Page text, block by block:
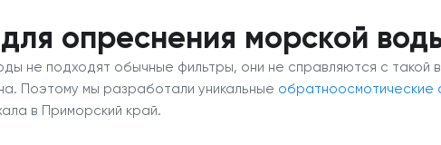
для опреснения морской
не подходят обычные фильтры, они не справляются с такой
Поэтому мы разработали уникальные обратноосмотические
в Приморский край.